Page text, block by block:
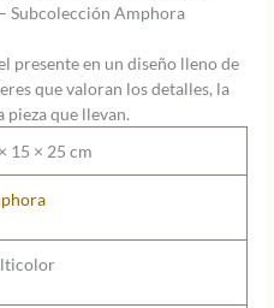
Subcolección Amphora
presente en un diseño lleno de
que valoran los detalles, la
que llevan.
15 × 25 cm